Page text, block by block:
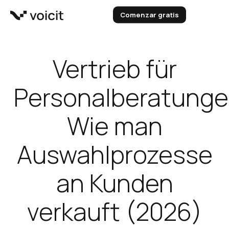
Inhalt
Comenzar gratis
Vertrieb für
Wie man
Auswahlprozesse
an Kunden
verkauft (2026)